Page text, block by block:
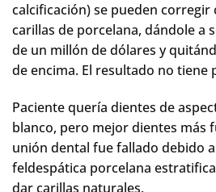
calcificación) se pueden
carillas de porcelana, dándole a
de un millón de dólares y
de encima. El resultado no tiene
Paciente quería dientes de
blanco, pero mejor dientes más
unión dental fue fallado debido
feldespática porcelana
dar carillas naturales.